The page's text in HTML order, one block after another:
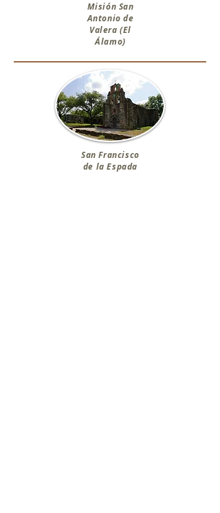
Misión San
Antonio de
Valera (El
Álamo)
San Francisco
de la Espada